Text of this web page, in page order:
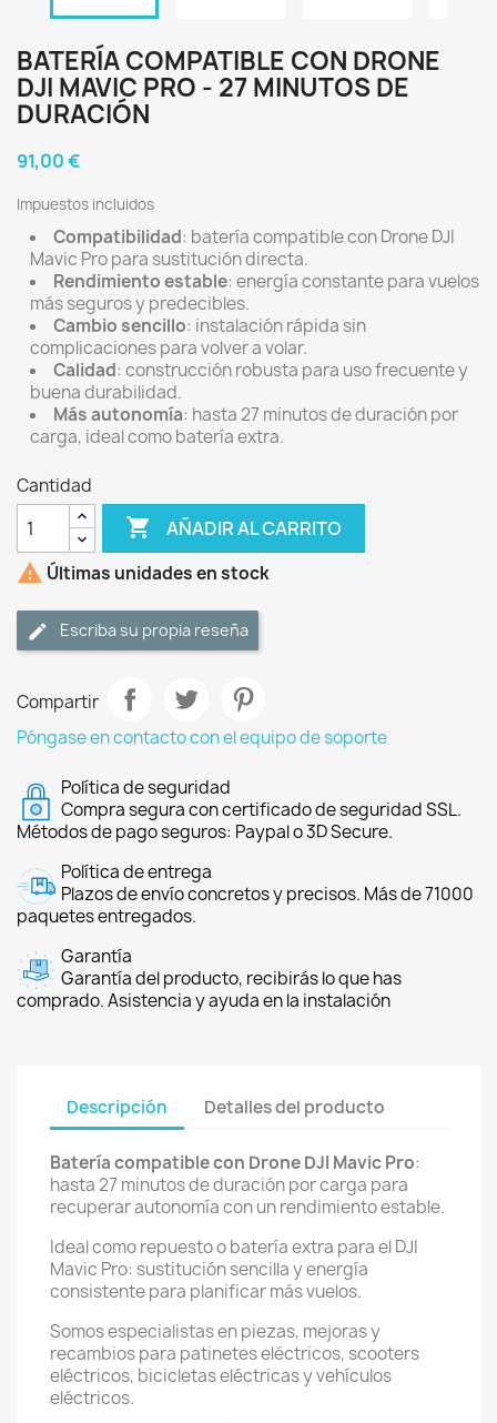
BATERÍA COMPATIBLE CON DRONE
DJI MAVIC PRO - 27 MINUTOS DE
DURACIÓN
91,00 €
Impuestos incluidos
Compatibilidad: batería compatible con Drone DJI
Mavic Pro para sustitución directa.
Rendimiento estable: energía constante para vuelos
más seguros y predecibles.
Cambio sencillo: instalación rápida sin
complicaciones para volver a volar.
Calidad: construcción robusta para uso frecuente y
buena durabilidad.
Más autonomía: hasta 27 minutos de duración por
carga, ideal como batería extra.
Cantidad
 AÑADIR AL CARRITO
 Últimas unidades en stock
Escriba su propia reseña
Compartir
Póngase en contacto con el equipo de soporte
Política de seguridad
Compra segura con certificado de seguridad SSL.
Métodos de pago seguros: Paypal o 3D Secure.
Política de entrega
Plazos de envío concretos y precisos. Más de 71000
paquetes entregados.
Garantía
Garantía del producto, recibirás lo que has
comprado. Asistencia y ayuda en la instalación
Descripción Detalles del producto
Batería compatible con Drone DJI Mavic Pro:
hasta 27 minutos de duración por carga para
recuperar autonomía con un rendimiento estable.
Ideal como repuesto o batería extra para el DJI
Mavic Pro: sustitución sencilla y energía
consistente para planificar más vuelos.
Somos especialistas en piezas, mejoras y
recambios para patinetes eléctricos, scooters
eléctricos, bicicletas eléctricas y vehículos
eléctricos.